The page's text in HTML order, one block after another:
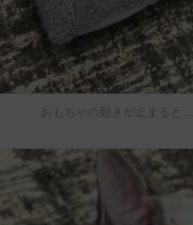
おもちゃの動きが止まると…